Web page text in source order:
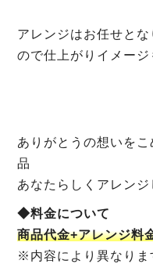
アレンジはお任せと
ので仕上がりイメージ
ありがとうの想いを
品
あなたらしくアレン
◆料金について
商品代金+アレンジ
※内容により異なりま